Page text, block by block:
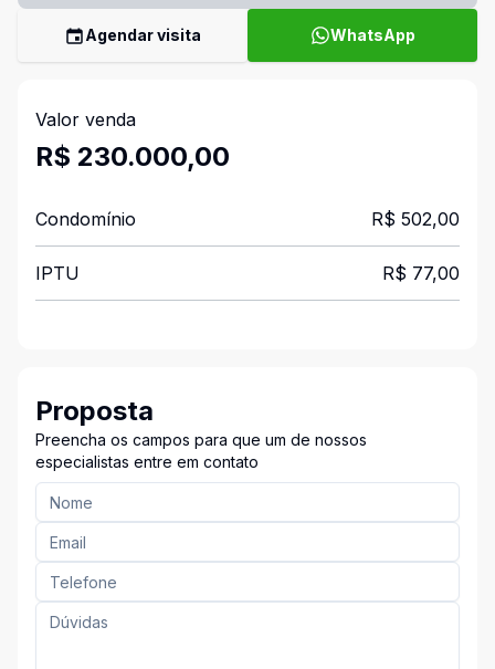
Agendar visita WhatsApp
Valor venda
R$ 230.000,00
Condomínio R$ 502,00
IPTU R$ 77,00
Proposta
Preencha os campos para que um de nossos
especialistas entre em contato